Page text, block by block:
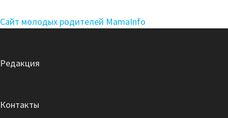
Сайт молодых родителей MamaInfo
Редакция
Контакты